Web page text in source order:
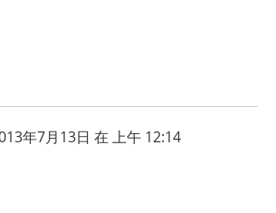
年7月13日 在 上午 12:14